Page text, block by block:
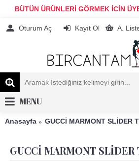
BÜTÜN ÜRÜNLERİ GÖRMEK İCİN
Oturum Aç Kayıt Ol A.
MENU
Anasayfa GUCCİ MARMONT SLİDER
GUCCİ MARMONT SLİDER